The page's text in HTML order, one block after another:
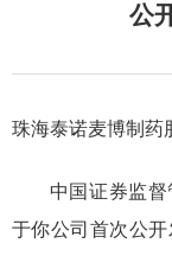
公
珠海泰诺麦博制药
中国证券监
于你公司首次公